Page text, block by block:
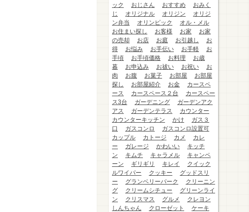
ック
おじさん おすすめ
おみく
じ
オリジナル オリジン
オリジ
ン弁当
オリンピック
オル・メル
お住まい探し
お客様 お家
お家
の売却
お店 お庭 お引越し
お
得
お悩み お手伝い お手軽
お
手頃
お手頃価格 お料理
お歳
暮
お申込み お祓い お祝い
お
肉
お腹 お菓子 お部屋
お部屋
探し
お部屋紹介 お金
カースペ
ース
カースペース２台
カースペー
ス3台
ガーデニング
ガーデンアク
アス
ガーデンテラス
カウンター
カウンターキッチン
かけ
ガス３
口
ガスコンロ
ガスコンロ設置可
カップル
カトージ カメ
カレ
ー
ガレージ かわいい
キッチ
ン
キムチ キャラメル
キャンペ
ーン
ギリギリ キレイ
クイック
ルワイパー
クッキー
グッドスリ
ー
グランベリーパーク
クリーニン
グ
クリームシチュー
グリーンライ
ン
クリスマス グルメ
クレヨン
しんちゃん
クローゼット
ケーキ